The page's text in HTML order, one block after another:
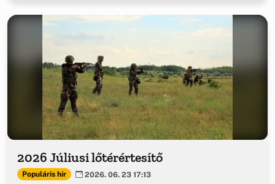
2026 Júliusi lőtérértesítő
Populáris hír 2026. 06. 23 17:13